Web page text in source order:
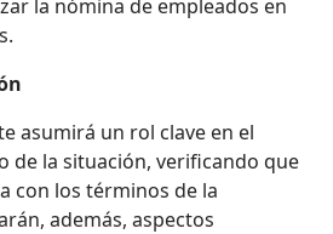
la nómina de empleados en
asumirá un rol clave en el
de la situación, verificando que
con los términos de la
además, aspectos